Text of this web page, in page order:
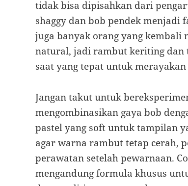
tidak bisa dipisahkan dari
shaggy dan bob pendek
juga banyak orang yang kembali
natural, jadi rambut keriting
saat yang tepat untuk
Jangan takut untuk
mengombinasikan gaya bob
pastel yang soft untuk tampilan
agar warna rambut tetap cerah,
perawatan setelah pewarnaan.
mengandung formula khusus